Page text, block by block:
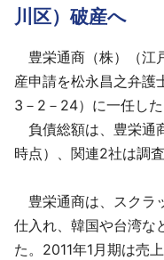
川区）破産へ
豊栄通商（株）（江
産申請を松永昌之弁護
3－2－24）に一任した
負債総額は、豊栄通
時点）、関連2社は調査
豊栄通商は、スクラ
仕入れ、韓国や台湾な
た。2011年1月期は売